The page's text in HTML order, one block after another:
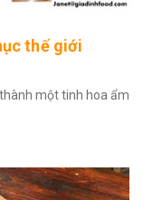
thế giới
một tinh hoa ẩm